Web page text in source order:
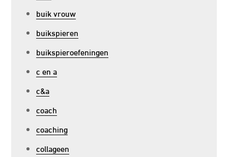
buik vrouw
buikspieren
buikspieroefeningen
c en a
c&a
coach
coaching
collageen